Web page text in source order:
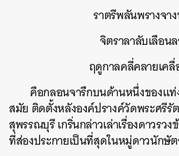
ราตรีพลันพรางจา
จิตราลาลับเลือน
ฤดูกาลคลี่คลายเคลื่
คือกลอนจารึกบนด้านหนึ่งของแ
สมัย ติดตั้งหลังองค์ปรางค์วัดพระศรีรั
สุพรรณบุรี เกริ่นกล่าวเล่าเรื่องดาวรว
ที่ส่องประกายเป็นที่สุดในหมู่ดาวนักษั